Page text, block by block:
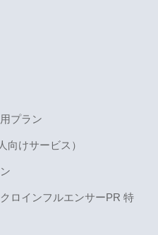
プラン
向けサービス）
ロインフルエンサーPR 特